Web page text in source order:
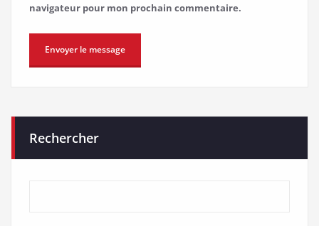
navigateur pour mon prochain commentaire.
Rechercher